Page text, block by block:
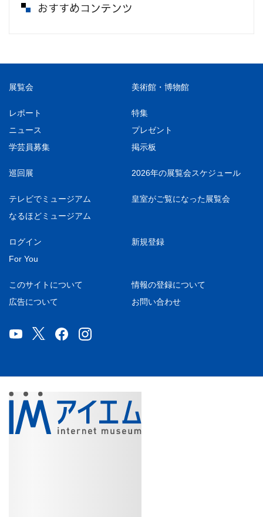
おすすめコンテンツ
展覧会 美術館・博物館
レポート
特集
ニュース
プレゼント
学芸員募集
掲示板
巡回展 2026年の展覧会スケジュール
テレビでミュージアム
皇室がご覧になった展覧会
なるほどミュージアム
ログイン
新規登録
For You
このサイトについて
情報の登録について
広告について
お問い合わせ